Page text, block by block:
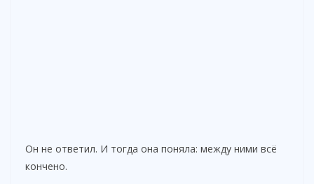
Он не ответил. И тогда она поняла: между ними всё
кончено.